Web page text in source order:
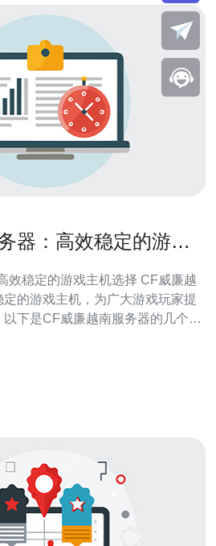
器：高效稳定的游戏
的游戏主机选择 CF威廉越
的游戏主机，为广大游戏玩家提
下是CF威廉越南服务器的几个优
会出现卡顿或者掉线的情况，提